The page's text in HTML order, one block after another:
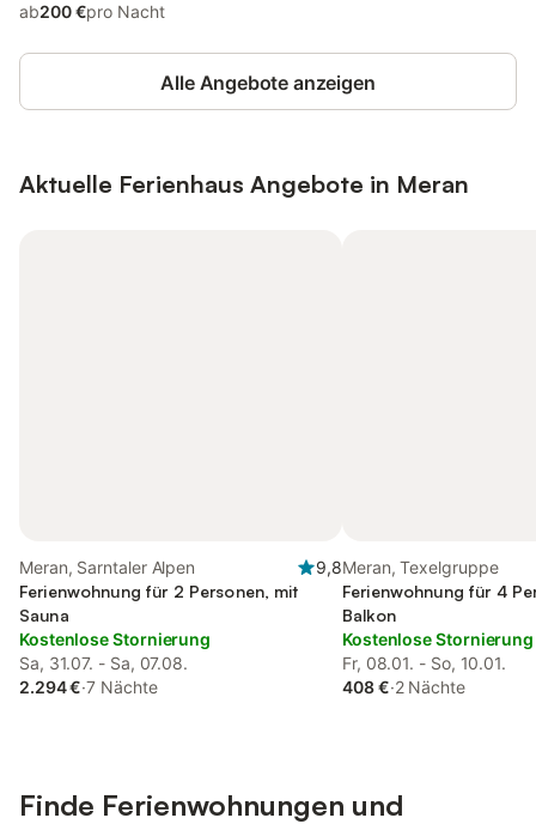
ab200 €pro Nacht
Alle Angebote anzeigen
Aktuelle Ferienhaus Angebote in Meran
Meran, Sarntaler Alpen
9,8
Ferienwohnung für 2 Personen, mit
Sauna
Kostenlose Stornierung
Sa, 31.07. - Sa, 07.08.
2.294 €·7 Nächte
Meran, Texelgruppe
Ferienwohnung für 4
Balkon
Kostenlose Stornierung
Fr, 08.01. - So, 10.01.
408 €·2 Nächte
Finde Ferienwohnungen und